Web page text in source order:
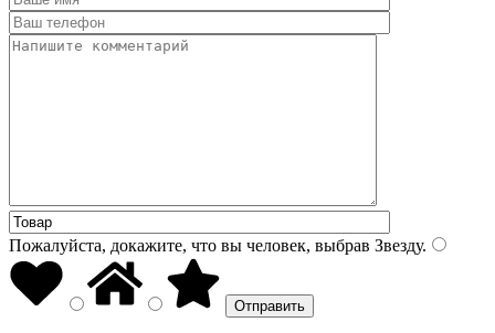
Пожалуйста, докажите, что вы человек, выбрав Звезду.